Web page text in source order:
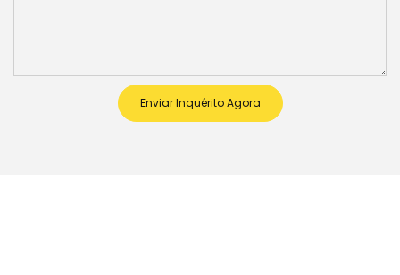
Enviar Inquérito Agora